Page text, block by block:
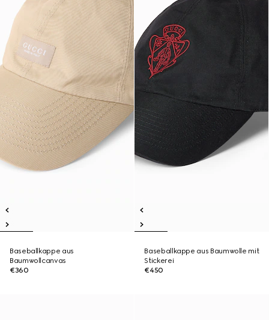
Baseballkappe aus
Baumwollcanvas
€360
Baseballkappe aus Baumwolle mit
Stickerei
€450